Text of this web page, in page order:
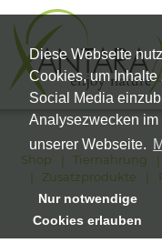
Diese Webseite
Cookies, um
Social Media
Analysezwecken
unserer Webseite.
Nur notwendige
Cookies erlauben
HOME
Shop Tiernahrung
Zusatzprodukte